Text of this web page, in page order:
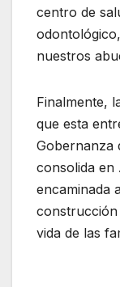
centro de
nuestros
Finalmente,
que esta
Gobernanza
consolida
encaminada
construcción
vida de las